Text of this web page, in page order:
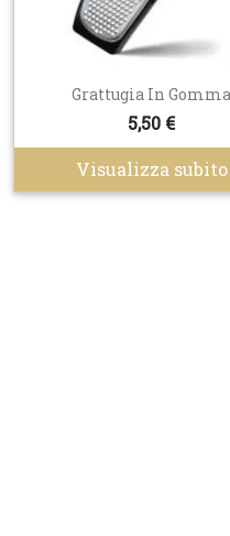
Grattugia In Gomma
5,50 €
Visualizza subito